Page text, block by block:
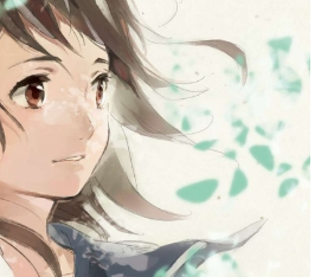
フ！ところが、その裏ではかつての
勇者パーティが世界規模の陰謀を企
ていて……!?行き着く先は再度の死
闘か、あるいは――。作品名Lv1魔王
とワンルーム勇者放送形態TVアニメ
スケジュール2023年7月3日（月）～
2023年9月18日（月）AT-X・TOKYO
MXほか話数全12話キャストマック
ス：中村悠一魔王：大空直美フレッ
ド：松岡禎丞レオ：下野紘ユリア：
小清水亜美ゼニア：日笠陽子スタッ